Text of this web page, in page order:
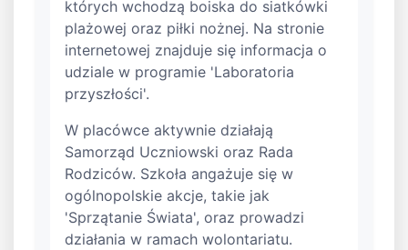
których wchodzą boiska do siatkówki
plażowej oraz piłki nożnej. Na stronie
internetowej znajduje się informacja o
udziale w programie 'Laboratoria
przyszłości'.
W placówce aktywnie działają
Samorząd Uczniowski oraz Rada
Rodziców. Szkoła angażuje się w
ogólnopolskie akcje, takie jak
'Sprzątanie Świata', oraz prowadzi
działania w ramach wolontariatu.